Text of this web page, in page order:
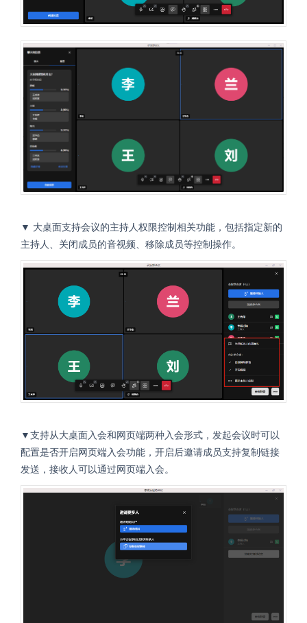
▼ 大桌面支持会议的主持人权限控制相关功能，包括指定新的
主持人、关闭成员的音视频、移除成员等控制操作。
▼支持从大桌面入会和网页端两种入会形式，发起会议时可以
配置是否开启网页端入会功能，开启后邀请成员支持复制链接
发送，接收人可以通过网页端入会。